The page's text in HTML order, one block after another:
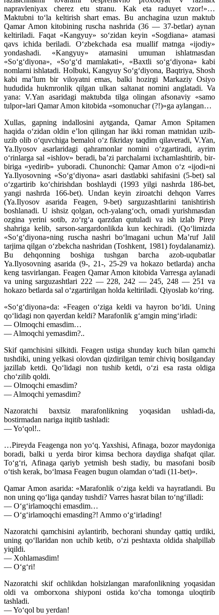
napravleniyax cherez etu stranu. Kak eta raduyet vzor!»…
Maktubni to‘la keltirish shart emas. Bu anchagina uzun maktub
Qamar Amon kitobining ruscha nashrida (36 — 37-betlar) aynan
keltiriladi. Faqat «Kangyuy» so‘zidan keyin «Sogdiana» atamasi
qavs ichida beriladi. O‘zbekchada esa muallif matnga «ijodiy»
yondashadi. «Kangyuy» atamasini umuman ishlatmasdan
«So‘g‘diyona», «So‘g‘d mamlakati», «Baxtli so‘g‘diyona» kabi
nomlarni ishlatadi. Holbuki, Kangyuy So‘g‘diyona, Baqtriya, Shosh
kabi ma’lum bir viloyatni emas, balki hozirgi Markaziy Osiyo
hududida hukmronlik qilgan ulkan saltanat nomini anglatadi. Va
yana: V.Yan asaridagi maktubda tilga olingan afsonaviy «samo
tulpor»lari Qamar Amon kitobida «somonuchar (?!)»ga aylangan…
Xullas, gapning indallosini aytganda, Qamar Amon Spitamen
haqida o‘zidan oldin e’lon qilingan har ikki roman matnidan uzib-
uzib olib o‘quvchiga bemalol o‘z fikriday taqdim qilaveradi, V.Yan,
Ya.Ilyosov asarlaridagi qahramonlar nomini o‘zgartiradi, ayrim
o‘rinlarga sal «ishlov» beradi, ba’zi parchalarni ixchamlashtirib, bir-
biriga «yedirib» yuboradi. Chunonchi: Qamar Amon o‘z «ijodi»ni
Ya.Ilyosovning «So‘g‘diyona» asari dastlabki sahifasini (5-bet) sal
o‘zgartirib ko‘chirishdan boshlaydi (1993 yilgi nashrda 186-bet,
yangi nashrda 166-bet). Undan keyin ziroatchi dehqon Varres
(Ya.Ilyosov asarida Feagen, 9-bet) sarguzashtlarini tanishtirish
boshlanadi. U ishsiz qolgan, och-yalang‘och, omadi yurishmasdan
ozgina yerini sotib, zo‘rg‘a qarzdan qutuladi va ish izlab Pirey
shahriga kelib, sarson-sargardonlikda kun kechiradi. (Qo‘limizda
«So‘g‘diyona»ning ruscha nashri bo‘lmagani uchun Ma’ruf Jalil
tarjima qilgan o‘zbekcha nashridan (Toshkent, 1981) foydalanamiz).
Bu dehqonning boshiga tushgan barcha azob-uqubatlar
Ya.Ilyosovning asarida (9-, 21-, 25-29 va hokazo betlarda) ancha
keng tasvirlangan. Feagen Qamar Amon kitobida Varresga aylanadi
va uning sarguzashtlari 222 — 228, 242 — 245, 248 — 251 va
hokazo betlarda sal o‘zgartirilgan holda keltiriladi. Qiyoslab ko‘ring.
«So‘g‘diyona»da: «Feagen o‘ziga keldi va hayron bo‘ldi. Uning
qo‘lidagi non qayerdan keldi? Marafonlik g‘amgin ming‘irladi:
— Olmoqchi emasdim…
— Almoqchi yemasdim?..
Skif qamchisini silkitdi. Feagen ustiga shunday kuch bilan qamchi
tushdiki, uning yelkasi olovdan qizdirilgan temir chiviq bosilganday
jazillab ketdi. Qo‘lidagi non tushib ketdi, o‘zi esa rasta oldiga
cho‘zilib qoldi.
— Olmoqchi emasdim?
— Almoqchi yemasdim?
Nazoratchi baxtsiz marafonlikning yoqasidan ushladi-da,
bostirmadan nariga itqitib tashladi:
— Yo‘qol!..
…Pireyda Feagenga non yo‘q. Yaxshisi, Afinaga, bozor maydoniga
boradi, balki u yerda biror kimsa bechora daydiga shafqat qilar.
To‘g‘ri, Afinaga qariyb yetmish besh stadiy, bu masofani bosib
o‘tish kerak, bo‘lmasa Feagen bugun olamdan o‘tadi (11-bet)».
Qamar Amon asarida: «Marafonlik o‘ziga keldi va hayratlandi. Bu
non uning qo‘liga qanday tushdi? Varres hasrat bilan to‘ng‘illadi:
— O‘g‘irlamoqchi emasdim…
— O‘g‘irlamoqchi emasding?! Ammo o‘g‘irlading!
Nazoratchi qamchisini aylantirib, bechorani shunday qattiq urdiki,
uning qo‘llaridan non uchib ketib, o‘zi peshtaxta oldida shalpillab
yiqildi.
— Xohlamasdim!
— O‘g‘ri!
Nazoratchi skif ochlikdan holsizlangan marafonlikning yoqasidan
oldi va omborxona shiyponi ostida ko‘cha tomonga uloqtirib
tashladi.
— Yo‘qol bu yerdan!